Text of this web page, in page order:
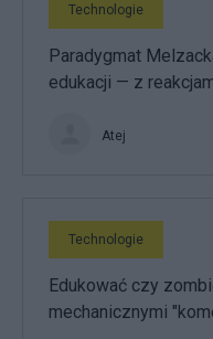
Technologie
Paradygmat
edukacji — z
Atej
Technologie
Edukować czy
mechanicznymi